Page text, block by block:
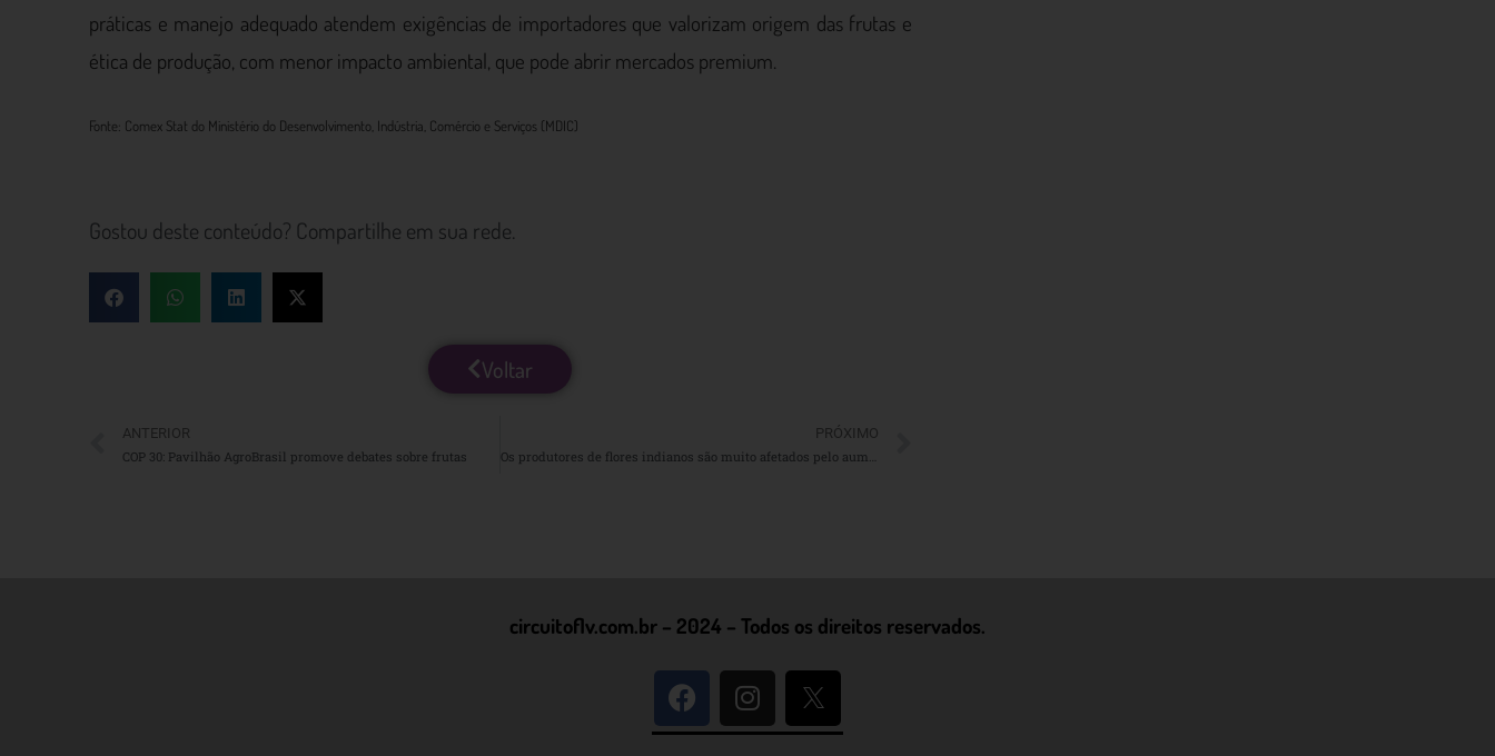
práticas e manejo adequado atendem exigências de importadores que valorizam origem das frutas e
ética de produção, com menor impacto ambiental, que pode abrir mercados premium.
Fonte: Comex Stat do Ministério do Desenvolvimento, Indústria, Comércio e Serviços (MDIC)
Gostou deste conteúdo? Compartilhe em sua rede.
Voltar
ANTERIOR
COP 30: Pavilhão AgroBrasil promove debates sobre frutas
PRÓXIMO
Os produtores de flores indianos são muito afetados pelo aumento do uso de flores artificiais
circuitoflv.com.br – 2024 – Todos os direitos reservados.